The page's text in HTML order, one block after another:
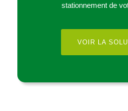
stationnement de
VOIR LA